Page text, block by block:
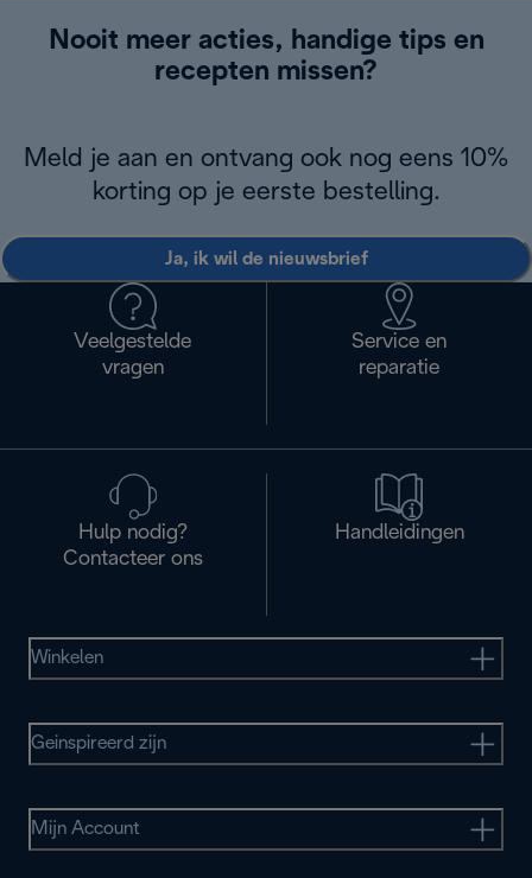
Nooit meer acties, handige tips en
recepten missen?
Meld je aan en ontvang ook nog eens 10%
korting op je eerste bestelling.
Ja, ik wil de nieuwsbrief
Veelgestelde
vragen
Service en
reparatie
Hulp nodig?
Contacteer ons
Handleidingen
Winkelen
Geinspireerd zijn
Mijn Account